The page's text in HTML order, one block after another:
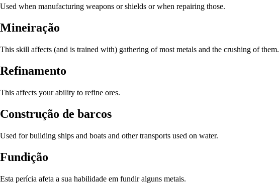
Used when manufacturing weapons or shields or when repairing those.
Mineiração
This skill affects (and is trained with) gathering of most metals and the crushing of them.
Refinamento
This affects your ability to refine ores.
Construção de barcos
Used for building ships and boats and other transports used on water.
Fundição
Esta perícia afeta a sua habilidade em fundir alguns metais.